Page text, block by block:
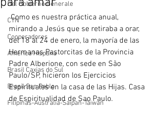
Del Gobierno Generale
CTN
Cooperadores
América Hispana
Brasil Caxias do Sul
Brasil San Pablo
Filipinas-Australia-Saipan-Taiwan
Como es nuestra práctica anual,
mirando a Jesús que se retiraba a orar,
del 18 al 24 de enero, la mayoría de las
Hermanas Pastorcitas de la Provincia
Padre Alberione, con sede en São
Paulo/SP, hicieron los Ejercicios
Espirituales en la casa de las Hijas. Casa
de Espiritualidad de Sao Paulo.